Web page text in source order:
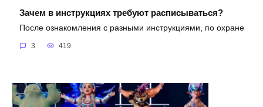
Зачем в инструкциях требуют расписываться?
После ознакомления с разными инструкциями, по охране
3 419